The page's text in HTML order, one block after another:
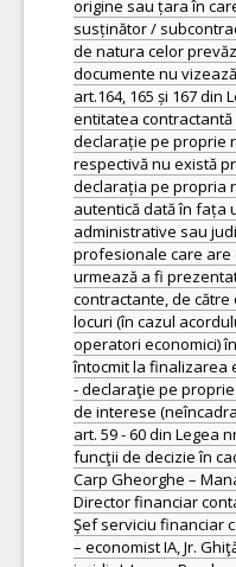
origine sau țara în
susținător /
de natura celor
documente nu
art.164, 165 și 167 din
entitatea
declarație pe proprie
respectivă nu există
declarația pe propria
autentică dată în fața
administrative sau
profesionale care are
urmează a fi
contractante, de
locuri (în cazul
operatori economici)
întocmit la finalizarea
- declaraţie pe
de interese
art. 59 - 60 din Legea
funcţii de decizie în
Carp Gheorghe –
Director financiar
Şef serviciu financiar
– economist IA, Jr.